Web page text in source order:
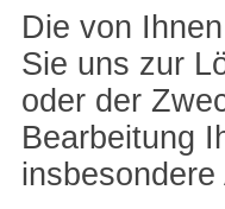
Die von
Sie uns zur
oder der
Bearbeitung